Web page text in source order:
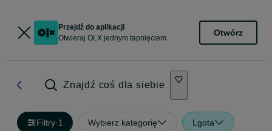
Przejdź do aplikacji
Otwieraj OLX jednym tapnięciem
Otwórz
Znajdź coś dla siebie
Filtry·1 Wybierz kategorię Lgota